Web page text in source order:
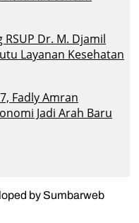
Dr. M. Djamil
Layanan Kesehatan
Fadly Amran
Jadi Arah Baru
by Sumbarweb